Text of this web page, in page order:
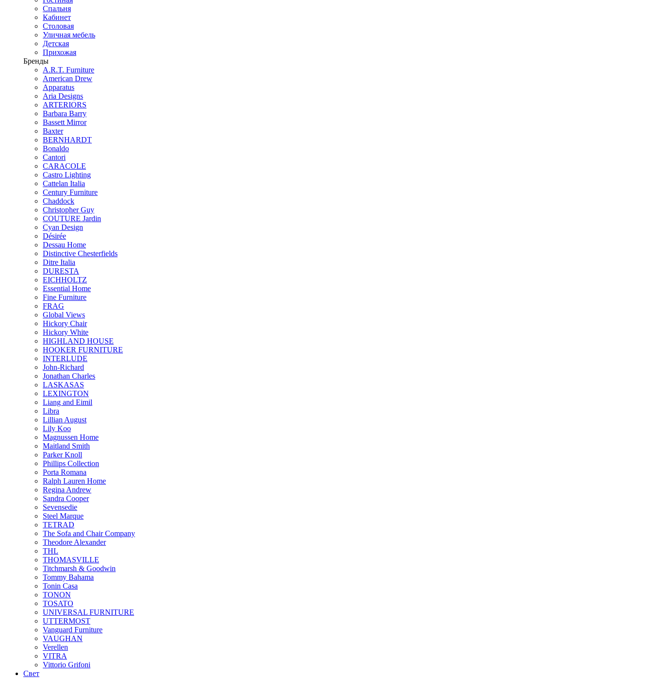
Спальня
Кабинет
Столовая
Уличная мебель
Детская
Прихожая
Бренды
A.R.T. Furniture
American Drew
Apparatus
Aria Designs
ARTERIORS
Barbara Barry
Bassett Mirror
Baxter
BERNHARDT
Bonaldo
Cantori
CARACOLE
Castro Lighting
Cattelan Italia
Century Furniture
Chaddock
Christopher Guy
COUTURE Jardin
Cyan Design
Désirée
Dessau Home
Distinctive Chesterfields
Ditre Italia
DURESTA
EICHHOLTZ
Essential Home
Fine Furniture
FRAG
Global Views
Hickory Chair
Hickory White
HIGHLAND HOUSE
HOOKER FURNITURE
INTERLUDE
John-Richard
Jonathan Charles
LASKASAS
LEXINGTON
Liang and Eimil
Libra
Lillian August
Lily Koo
Magnussen Home
Maitland Smith
Parker Knoll
Phillips Collection
Porta Romana
Ralph Lauren Home
Regina Andrew
Sandra Cooper
Sevensedie
Steel Marque
TETRAD
The Sofa and Chair Company
Theodore Alexander
THL
THOMASVILLE
Titchmarsh & Goodwin
Tommy Bahama
Tonin Casa
TONON
TOSATO
UNIVERSAL FURNITURE
UTTERMOST
Vanguard Furniture
VAUGHAN
Verellen
VITRA
Vittorio Grifoni
Свет